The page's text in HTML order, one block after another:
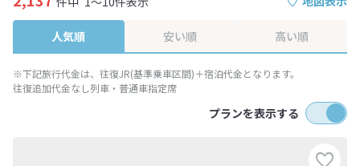
人気順 安い順 高い順
※下記旅行代金は、往復JR(基準乗車区間)＋宿泊代金となります。
往復追加代金なし列車・普通車指定席
プランを表示する